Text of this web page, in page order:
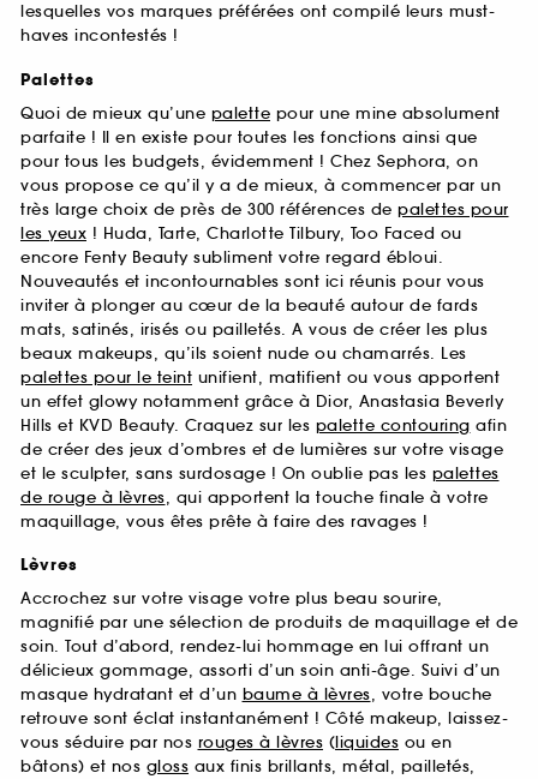
lesquelles vos marques préférées ont compilé leurs must-
haves incontestés !
Palettes
Quoi de mieux qu’une palette pour une mine absolument
parfaite ! Il en existe pour toutes les fonctions ainsi que
pour tous les budgets, évidemment ! Chez Sephora, on
vous propose ce qu’il y a de mieux, à commencer par un
très large choix de près de 300 références de palettes pour
les yeux ! Huda, Tarte, Charlotte Tilbury, Too Faced ou
encore Fenty Beauty subliment votre regard ébloui.
Nouveautés et incontournables sont ici réunis pour vous
inviter à plonger au cœur de la beauté autour de fards
mats, satinés, irisés ou pailletés. A vous de créer les plus
beaux makeups, qu’ils soient nude ou chamarrés. Les
palettes pour le teint unifient, matifient ou vous apportent
un effet glowy notamment grâce à Dior, Anastasia Beverly
Hills et KVD Beauty. Craquez sur les palette contouring afin
de créer des jeux d’ombres et de lumières sur votre visage
et le sculpter, sans surdosage ! On oublie pas les palettes
de rouge à lèvres, qui apportent la touche finale à votre
maquillage, vous êtes prête à faire des ravages !
Lèvres
Accrochez sur votre visage votre plus beau sourire,
magnifié par une sélection de produits de maquillage et de
soin. Tout d’abord, rendez-lui hommage en lui offrant un
délicieux gommage, assorti d’un soin anti-âge. Suivi d’un
masque hydratant et d’un baume à lèvres, votre bouche
retrouve sont éclat instantanément ! Côté makeup, laissez-
vous séduire par nos rouges à lèvres (liquides ou en
bâtons) et nos gloss aux finis brillants, métal, pailletés,